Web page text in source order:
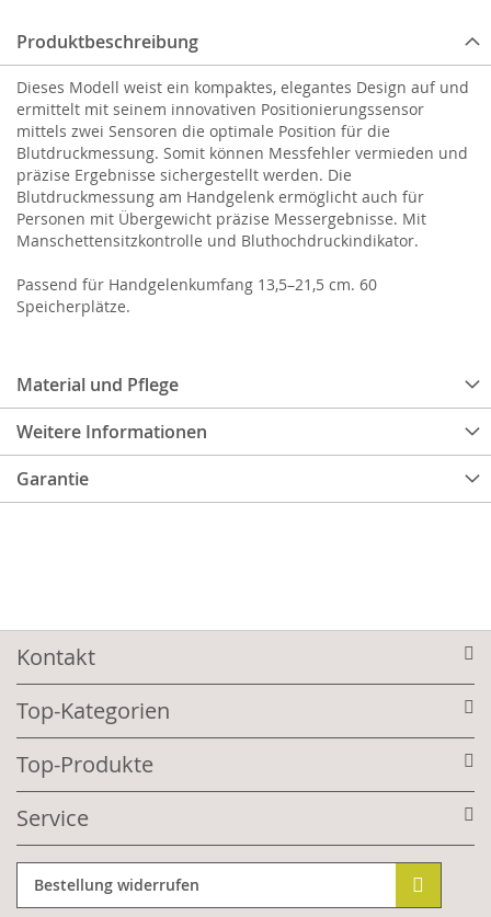
Produktbeschreibung
Material und Pflege
Weitere Informationen
Garantie
Dieses Modell weist ein kompaktes, elegantes Design auf und
ermittelt mit seinem innovativen Positionierungssensor
mittels zwei Sensoren die optimale Position für die
Blutdruckmessung. Somit können Messfehler vermieden und
präzise Ergebnisse sichergestellt werden. Die
Blutdruckmessung am Handgelenk ermöglicht auch für
Personen mit Übergewicht präzise Messergebnisse. Mit
Manschettensitzkontrolle und Bluthochdruckindikator.
Passend für Handgelenkumfang 13,5–21,5 cm. 60
Speicherplätze.
Kontakt
Top-Kategorien
Top-Produkte
Service
Bestellung widerrufen